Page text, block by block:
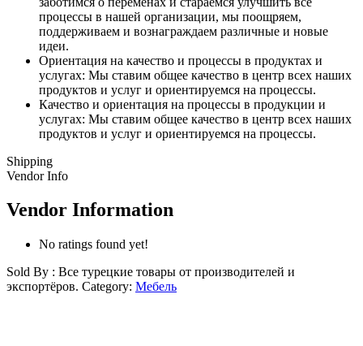
процессы в нашей организации, мы поощряем,
поддерживаем и вознаграждаем различные и новые
идеи.
Ориентация на качество и процессы в продуктах и
услугах: Мы ставим общее качество в центр всех наших
продуктов и услуг и ориентируемся на процессы.
Качество и ориентация на процессы в продукции и
услугах: Мы ставим общее качество в центр всех наших
продуктов и услуг и ориентируемся на процессы.
Shipping
Vendor Info
Vendor Information
No ratings found yet!
Sold By : Все турецкие товары от производителей и
экспортёров. Category: Мебель